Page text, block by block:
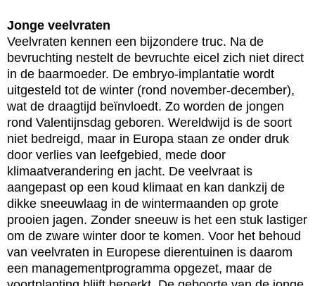
Jonge veelvraten
Veelvraten kennen een bijzondere truc. Na de
bevruchting nestelt de bevruchte eicel zich niet direct
in de baarmoeder. De embryo-implantatie wordt
uitgesteld tot de winter (rond november-december),
wat de draagtijd beïnvloedt. Zo worden de jongen
rond Valentijnsdag geboren. Wereldwijd is de soort
niet bedreigd, maar in Europa staan ze onder druk
door verlies van leefgebied, mede door
klimaatverandering en jacht. De veelvraat is
aangepast op een koud klimaat en kan dankzij de
dikke sneeuwlaag in de wintermaanden op grote
prooien jagen. Zonder sneeuw is het een stuk lastiger
om de zware winter door te komen. Voor het behoud
van veelvraten in Europese dierentuinen is daarom
een managementprogramma opgezet, maar de